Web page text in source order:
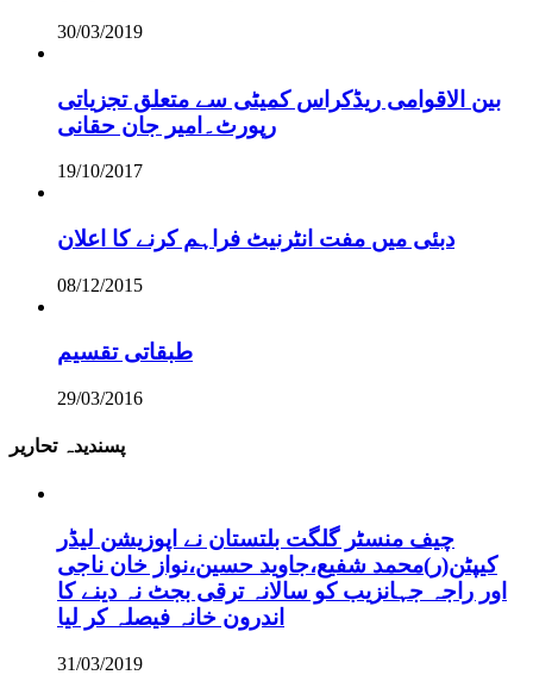
30/03/2019
بین الاقوامی ریڈکراس کمیٹی سے متعلق تجزیاتی
رپورٹ۔امیر جان حقانی
19/10/2017
دبئی میں مفت انٹرنیٹ فراہم کرنے کا اعلان
08/12/2015
طبقاتی تقسیم
29/03/2016
پسندیدہ تحاریر
چیف منسٹر گلگت بلتستان نے اپوزیشن لیڈر
کیپٹن(ر)محمد شفیع،جاوید حسین،نواز خان ناجی
اور راجہ جہانزیب کو سالانہ ترقی بجٹ نہ دینے کا
اندرون خانہ فیصلہ کر لیا
31/03/2019